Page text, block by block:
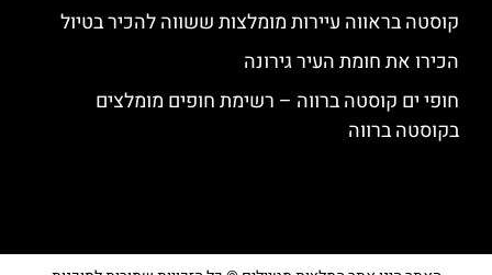
קוסטה בראווה עיירות מומלצות ששווה להכיר בטיול
הכירו את חומת העיר גירונה
חופי ים קוסטה ברווה – רשימת חופים מומלצים
בקוסטה ברווה